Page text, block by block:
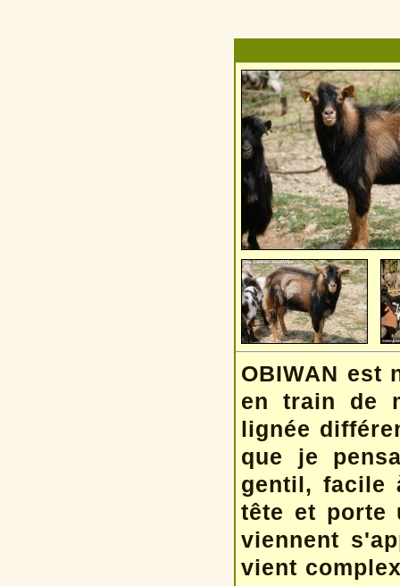
OBIWAN est
en train de
lignée
que je
gentil, facile
tête et porte
viennent
vient